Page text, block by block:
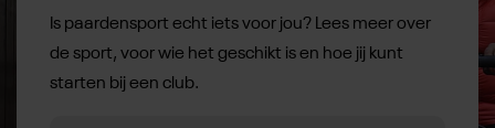
Is paardensport echt iets voor jou? Lees meer over
de sport, voor wie het geschikt is en hoe jij kunt
starten bij een club.